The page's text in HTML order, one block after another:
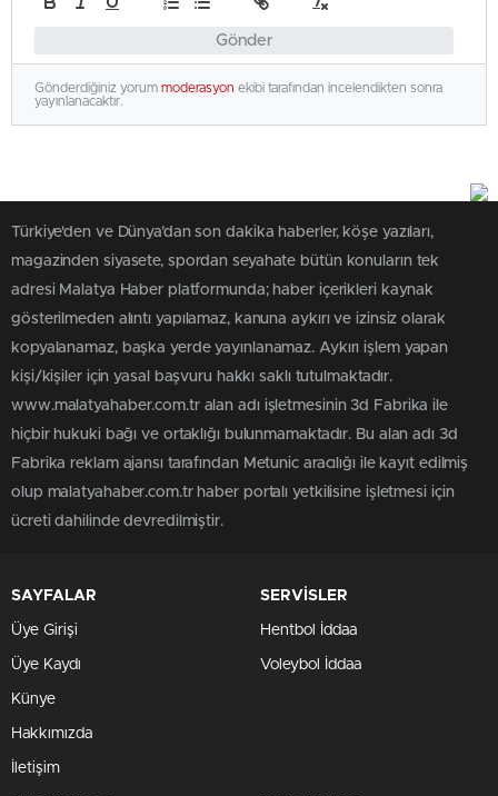
Gönder
Gönderdiğiniz yorum moderasyon ekibi tarafından incelendikten sonra
yayınlanacaktır.
Türkiye'den ve Dünya’dan son dakika haberler, köşe yazıları,
magazinden siyasete, spordan seyahate bütün konuların tek
adresi Malatya Haber platformunda; haber içerikleri kaynak
gösterilmeden alıntı yapılamaz, kanuna aykırı ve izinsiz olarak
kopyalanamaz, başka yerde yayınlanamaz. Aykırı işlem yapan
kişi/kişiler için yasal başvuru hakkı saklı tutulmaktadır.
www.malatyahaber.com.tr alan adı işletmesinin 3d Fabrika ile
hiçbir hukuki bağı ve ortaklığı bulunmamaktadır. Bu alan adı 3d
Fabrika reklam ajansı tarafından Metunic aracılığı ile kayıt edilmiş
olup malatyahaber.com.tr haber portalı yetkilisine işletmesi için
ücreti dahilinde devredilmiştir.
SAYFALAR
Üye Girişi
Üye Kaydı
Künye
Hakkımızda
İletişim
SERVİSLER
Hentbol İddaa
Voleybol İddaa